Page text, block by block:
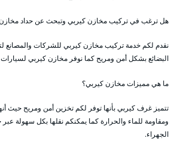
هل ترغب في تركيب مخازن كيربي وتبحث عن حداد مخازن
نقدم لكم خدمة تركيب مخازن كيربي للشركات والمصانع
البضائع بشكل أمن ومريح كما نوفر مخازن كيربي
ما هي مميزات مخازن كيربي؟
تتميز غرف كيربي بأنها توفر لكم تخزين أمن ومريح حيث
ومقاومة للماء والحرارة كما يمكنكم نقلها بكل سهولة
الجهراء.